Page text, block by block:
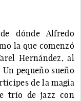
dónde Alfredo
la que comenzó
Hernández, al
pequeño sueño
de la magia
trío de jazz con